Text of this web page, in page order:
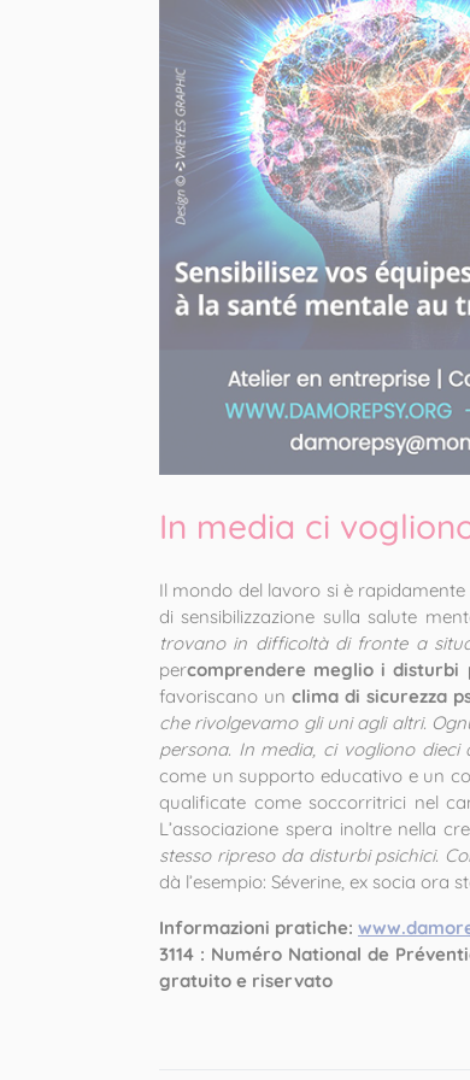
In media ci
Il mondo del lavoro si è
di sensibilizzazione sulla salute
trovano in difficoltà di fronte a
percomprendere meglio i disturbi
favoriscano unclima di sicurezza
che rivolgevamo gli uni agli altri.
persona. In media, ci vogliono
come un supporto educativo e un
qualificate come soccorritrici nel
L’associazione spera inoltre nella
stesso ripreso da disturbi psichici.
dà l’esempio: Séverine, ex socia
Informazioni pratiche:
3114 : Numéro National de
gratuito e riservato